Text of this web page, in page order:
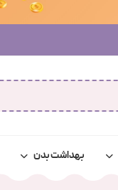
بهداشت بدن